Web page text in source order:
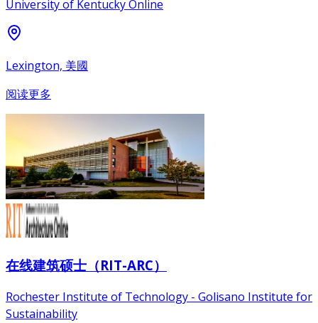
University of Kentucky Online
Lexington, 美國
阅读更多
在线建筑硕士（RIT-ARC）
Rochester Institute of Technology - Golisano Institute for
Sustainability